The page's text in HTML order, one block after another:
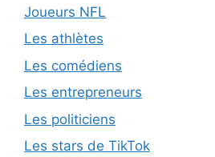
Joueurs NFL
Les athlètes
Les comédiens
Les entrepreneurs
Les politiciens
Les stars de TikTok